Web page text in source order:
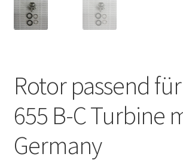
Unsere Firma
Stellenangebote
Rotor passend
655 B-C Turbine
Germany